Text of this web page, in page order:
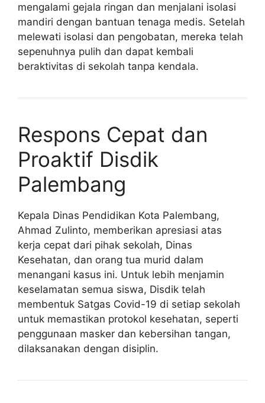
mengalami gejala ringan dan menjalani isolasi
mandiri dengan bantuan tenaga medis. Setelah
melewati isolasi dan pengobatan, mereka telah
sepenuhnya pulih dan dapat kembali
beraktivitas di sekolah tanpa kendala.
Respons Cepat dan
Proaktif Disdik
Palembang
Kepala Dinas Pendidikan Kota Palembang,
Ahmad Zulinto, memberikan apresiasi atas
kerja cepat dari pihak sekolah, Dinas
Kesehatan, dan orang tua murid dalam
menangani kasus ini. Untuk lebih menjamin
keselamatan semua siswa, Disdik telah
membentuk Satgas Covid-19 di setiap sekolah
untuk memastikan protokol kesehatan, seperti
penggunaan masker dan kebersihan tangan,
dilaksanakan dengan disiplin.